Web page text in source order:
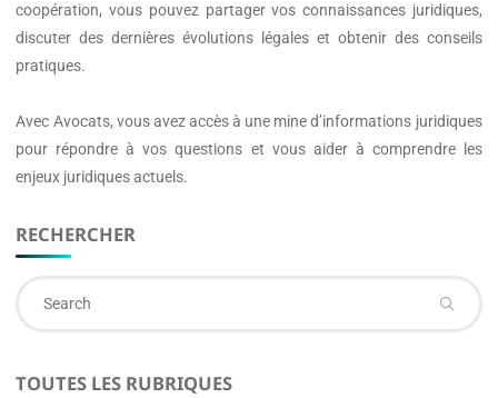
coopération, vous pouvez partager vos connaissances juridiques,
discuter des dernières évolutions légales et obtenir des conseils
pratiques.
Avec Avocats, vous avez accès à une mine d’informations juridiques
pour répondre à vos questions et vous aider à comprendre les
enjeux juridiques actuels.
RECHERCHER
TOUTES LES RUBRIQUES